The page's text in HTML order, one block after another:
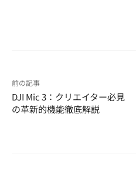
前の記事
DJI Mic 3：クリエイター必見
の革新的機能徹底解説